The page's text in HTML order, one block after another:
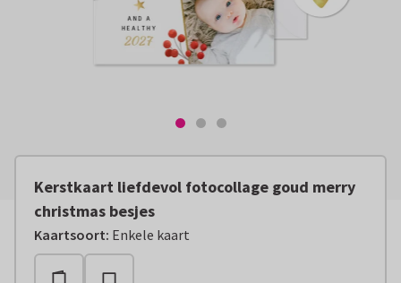
Kerstkaart liefdevol fotocollage goud merry
christmas besjes
Kaartsoort: Enkele kaart